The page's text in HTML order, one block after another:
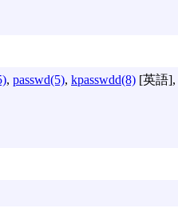
, passwd(5), kpasswdd(8) [英語],